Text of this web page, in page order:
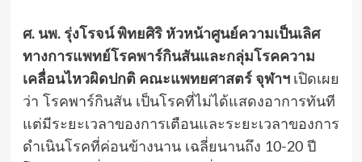
ศ. นพ. รุ่งโรจน์ พิทยศิริ หัวหน้าศูนย์ความเป็นเลิศ
ทางการแพทย์โรคพาร์กินสันและกลุ่มโรคความ
เคลื่อนไหวผิดปกติ คณะแพทยศาสตร์ จุฬาฯ เปิดเผย
ว่า โรคพาร์กินสัน เป็นโรคที่ไม่ได้แสดงอาการทันที
แต่มีระยะเวลาของการเตือนและระยะเวลาของการ
ดำเนินโรคที่ค่อนข้างนาน เฉลี่ยนานถึง 10-20 ปี